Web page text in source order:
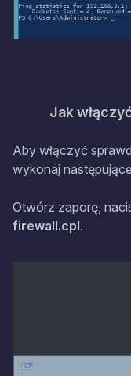
Jak
Aby włączyć
wykonaj
Otwórz zaporę,
firewall.cpl.